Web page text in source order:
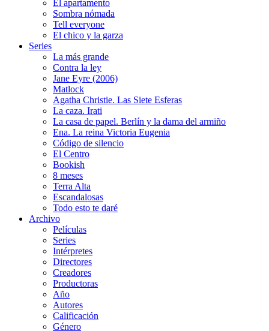
El apartamento
Sombra nómada
Tell everyone
El chico y la garza
Series
La más grande
Contra la ley
Jane Eyre (2006)
Matlock
Agatha Christie. Las Siete Esferas
La caza. Irati
La casa de papel. Berlín y la dama del armiño
Ena. La reina Victoria Eugenia
Código de silencio
El Centro
Bookish
8 meses
Terra Alta
Escandalosas
Todo esto te daré
Archivo
Películas
Series
Intérpretes
Directores
Creadores
Productoras
Año
Autores
Calificación
Género